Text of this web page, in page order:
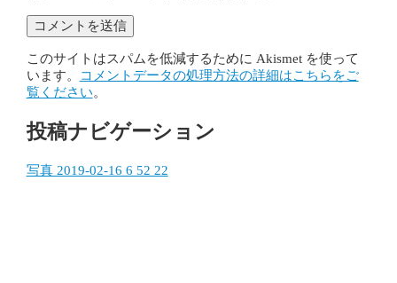
このサイトはスパムを低減するために Akismet を使って
います。
コメントデータの処理方法の詳細はこちらをご
覧ください。
投稿ナビゲーション
写真 2019-02-16 6 52 22